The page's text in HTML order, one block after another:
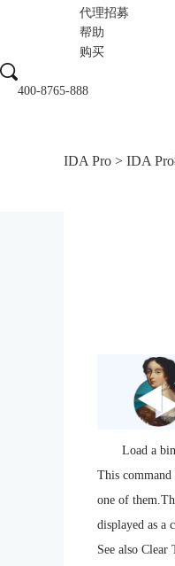
代理招募
帮助
购买
400-8765-888
IDA Pro > IDA
Load a
This
one of
displayed as a
See also Clear